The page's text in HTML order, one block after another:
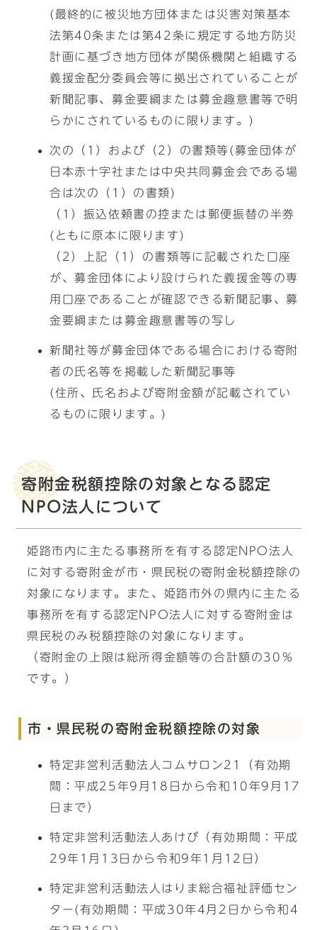
(最終的に被災地方団体または災害対策基本
法第40条または第42条に規定する地方防災
計画に基づき地方団体が関係機関と組織する
義援金配分委員会等に拠出されていることが
新聞記事、募金要綱または募金趣意書等で明
らかにされているものに限ります。)
次の（1）および（2）の書類等(募金団体が
日本赤十字社または中央共同募金会である場
合は次の（1）の書類)
（1）振込依頼書の控または郵便振替の半券
(ともに原本に限ります)
（2）上記（1）の書類等に記載された口座
が、募金団体により設けられた義援金等の専
用口座であることが確認できる新聞記事、募
金要綱または募金趣意書等の写し
新聞社等が募金団体である場合における寄附
者の氏名等を掲載した新聞記事等
(住所、氏名および寄附金額が記載されてい
るものに限ります。)
寄附金税額控除の対象となる認定
NPO法人について
姫路市内に主たる事務所を有する認定NPO法人
に対する寄附金が市・県民税の寄附金税額控除の
対象になります。また、姫路市外の県内に主たる
事務所を有する認定NPO法人に対する寄附金は
県民税のみ税額控除の対象になります。
（寄附金の上限は総所得金額等の合計額の30％
です。）
市・県民税の寄附金税額控除の対象
特定非営利活動法人コムサロン21（有効期
間：平成25年9月18日から令和10年9月17
日まで）
特定非営利活動法人あけび（有効期間：平成
29年1月13日から令和9年1月12日）
特定非営利活動法人はりま総合福祉評価セン
ター(有効期間：平成30年4月2日から令和4